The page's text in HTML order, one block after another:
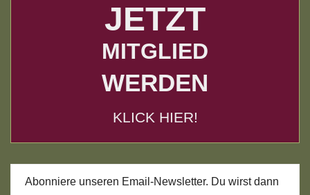
JETZT
MITGLIED
WERDEN
KLICK HIER!
Abonniere unseren Email-Newsletter. Du wirst dann